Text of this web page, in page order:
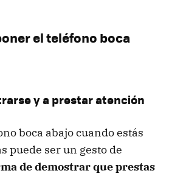
el teléfono boca
y a prestar atención
boca abajo cuando estás
puede ser un gesto de
de demostrar que prestas